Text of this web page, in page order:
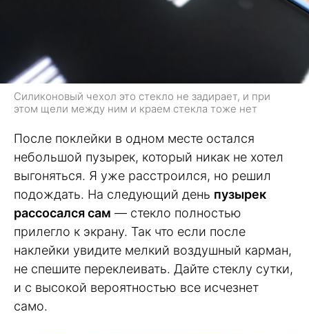
Силиконовый чехол это стекло не задирает, и при
этом щели между ним и краем стекла тоже нет
После поклейки в одном месте остался
небольшой пузырек, который никак не хотел
выгоняться. Я уже расстроился, но решил
подождать. На следующий день пузырек
рассосался сам — стекло полностью
прилегло к экрану. Так что если после
наклейки увидите мелкий воздушный карман,
не спешите переклеивать. Дайте стеклу сутки,
и с высокой вероятностью все исчезнет
само.